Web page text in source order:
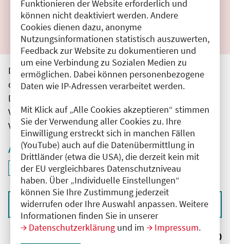
Funktionieren der Website erforderlich und
können nicht deaktiviert werden. Andere
Cookies dienen dazu, anonyme
Nutzungsinformationen statistisch auszuwerten,
Feedback zur Website zu dokumentieren und
um eine Verbindung zu Sozialen Medien zu
ermöglichen. Dabei können personenbezogene
Daten wie IP-Adressen verarbeitet werden.
Mit Klick auf „Alle Cookies akzeptieren“ stimmen
Sie der Verwendung aller Cookies zu. Ihre
Einwilligung erstreckt sich in manchen Fällen
(YouTube) auch auf die Datenübermittlung in
Drittländer (etwa die USA), die derzeit kein mit
der EU vergleichbares Datenschutzniveau
haben. Über „Individuelle Einstellungen“
können Sie Ihre Zustimmung jederzeit
widerrufen oder Ihre Auswahl anpassen. Weitere
Informationen finden Sie in unserer
Datenschutzerklärung und im Impressum.
Ergebnisse drucken
Die hier aufgeführten Veranstaltungen entsprechen
den unmittelbar vom Veranstalter getätigten Angaben.
Die Ärztekammer Berlin übernimmt keine
Verantwortung für den Inhalt, die Haftung obliegt dem
Veranstalter.
Aktive Filter
Filter
ID: ANT-2601161
deaktivieren und Suchergebnisse neu laden
Sortieren nach
Ergebnisse: 0